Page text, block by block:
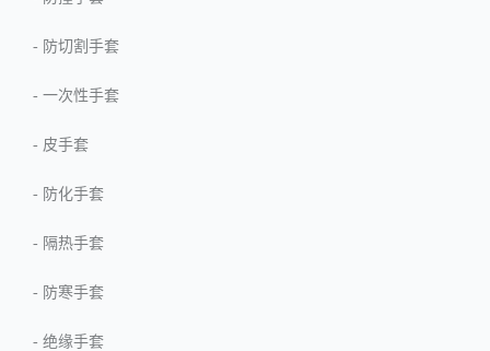
- 防切割手套
- 一次性手套
- 皮手套
- 防化手套
- 隔热手套
- 防寒手套
- 绝缘手套